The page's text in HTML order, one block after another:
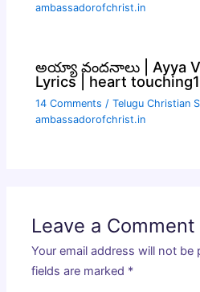
ambassadorofchrist.in
అయ్యా వందనాలు | Ayya
Lyrics | heart touching1
14 Comments /Telugu Christian
ambassadorofchrist.in
Leave a Comment
Your email address will not be
fields are marked *